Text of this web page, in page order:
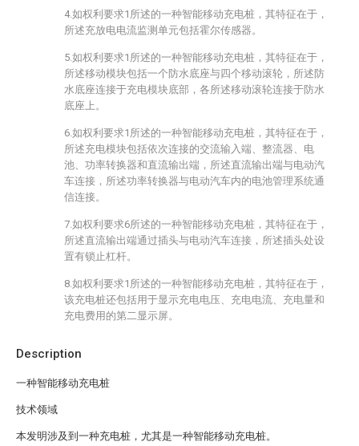
Description
一种智能移动充电桩
技术领域
本发明涉及到一种充电桩，尤其是一种智能移动充电桩。
4.如权利要求1所述的一种智能移动充电桩，其特征在于，
所述充放电电流监测单元包括霍尔传感器。
5.如权利要求1所述的一种智能移动充电桩，其特征在于，
所述移动模块包括一个防水底座与四个移动滚轮，所述防
水底座连接于充电模块底部，各所述移动滚轮连接于防水
底座上。
6.如权利要求1所述的一种智能移动充电桩，其特征在于，
所述充电模块包括依次连接的交流输入端、整流器、电
池、功率转换器和直流输出端，所述直流输出端与电动汽
车连接，所述功率转换器与电动汽车内的电池管理系统通
信连接。
7.如权利要求6所述的一种智能移动充电桩，其特征在于，
所述直流输出端通过插头与电动汽车连接，所述插头处设
置有锁止杠杆。
8.如权利要求1所述的一种智能移动充电桩，其特征在于，
该充电桩还包括用于显示充电电压、充电电流、充电量和
充电费用的第二显示屏。